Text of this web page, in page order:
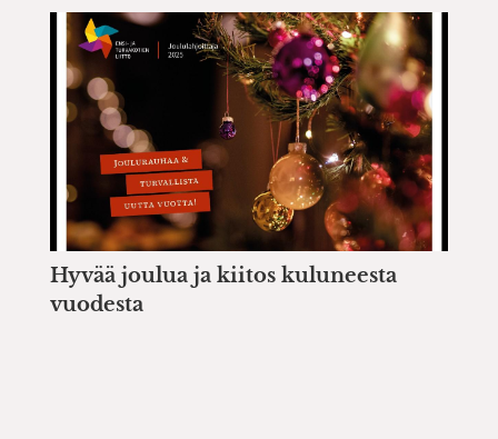
Hyvää joulua ja kiitos kuluneesta
vuodesta